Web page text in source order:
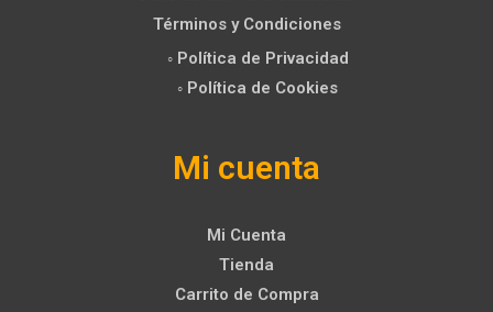
Términos y Condiciones
◦ Política de Privacidad
◦ Política de Cookies
Mi cuenta
Mi Cuenta
Tienda
Carrito de Compra